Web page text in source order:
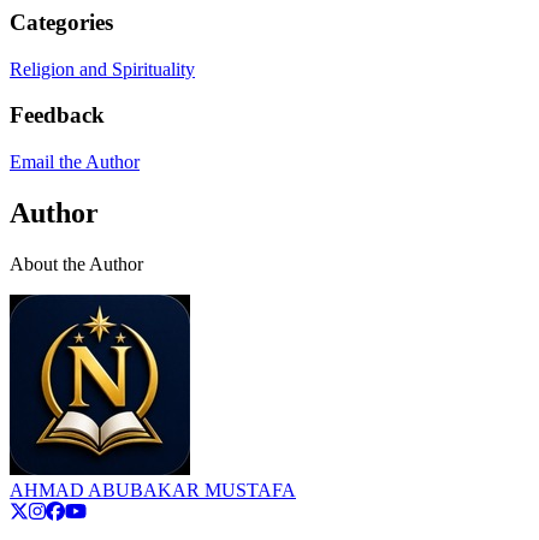
Categories
Religion and Spirituality
Feedback
Email the Author
Author
About the Author
AHMAD ABUBAKAR MUSTAFA